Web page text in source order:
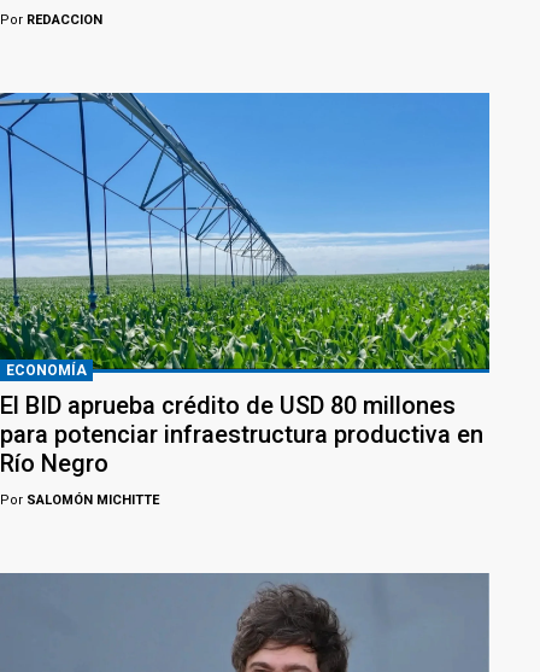
Por REDACCION
ECONOMÍA
El BID aprueba crédito de USD 80 millones
para potenciar infraestructura productiva en
Río Negro
Por SALOMÓN MICHITTE